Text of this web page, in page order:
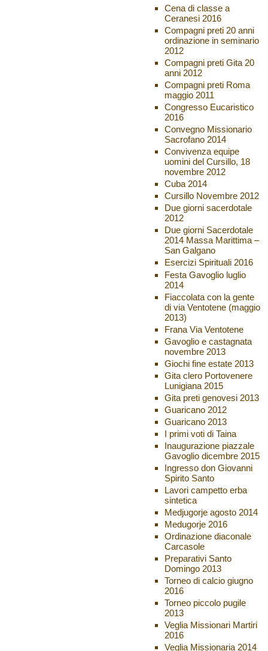
Cena di classe a
Ceranesi 2016
Compagni preti 20 anni
ordinazione in seminario
2012
Compagni preti Gita 20
anni 2012
Compagni preti Roma
maggio 2011
Congresso Eucaristico
2016
Convegno Missionario
Sacrofano 2014
Convivenza equipe
uomini del Cursillo, 18
novembre 2012
Cuba 2014
Cursillo Novembre 2012
Due giorni sacerdotale
2012
Due giorni Sacerdotale
2014 Massa Marittima –
San Galgano
Esercizi Spirituali 2016
Festa Gavoglio luglio
2014
Fiaccolata con la gente
di via Ventotene (maggio
2013)
Frana Via Ventotene
Gavoglio e castagnata
novembre 2013
Giochi fine estate 2013
Gita clero Portovenere
Lunigiana 2015
Gita preti genovesi 2013
Guaricano 2012
Guaricano 2013
I primi voti di Taina
Inaugurazione piazzale
Gavoglio dicembre 2015
Ingresso don Giovanni
Spirito Santo
Lavori campetto erba
sintetica
Medjugorje agosto 2014
Medugorje 2016
Ordinazione diaconale
Carcasole
Preparativi Santo
Domingo 2013
Torneo di calcio giugno
2016
Torneo piccolo pugile
2013
Veglia Missionari Martiri
2016
Veglia Missionaria 2014